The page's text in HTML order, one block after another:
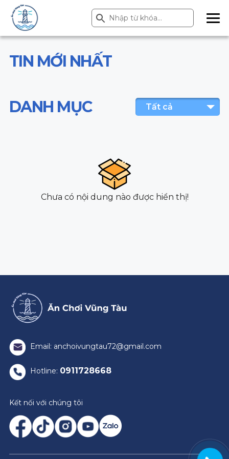
Search
for:
Search Button
ME
NU
TIN MỚI NHẤT
DANH MỤC Tất cả
Chưa có nội dung nào được hiển thị!
Email: anchoivungtau72@gmail.com
Hotline: 0911728668
Kết nối với chúng tôi